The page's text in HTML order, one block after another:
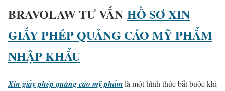
BRAVOLAW TƯ VẤN HỒ SƠ XIN
GIẤY PHÉP QUẢNG CÁO MỸ PHẨM
NHẬP KHẨU
Xin giấy phép quảng cáo mỹ phẩmlà một hình thức bắt buộc khi